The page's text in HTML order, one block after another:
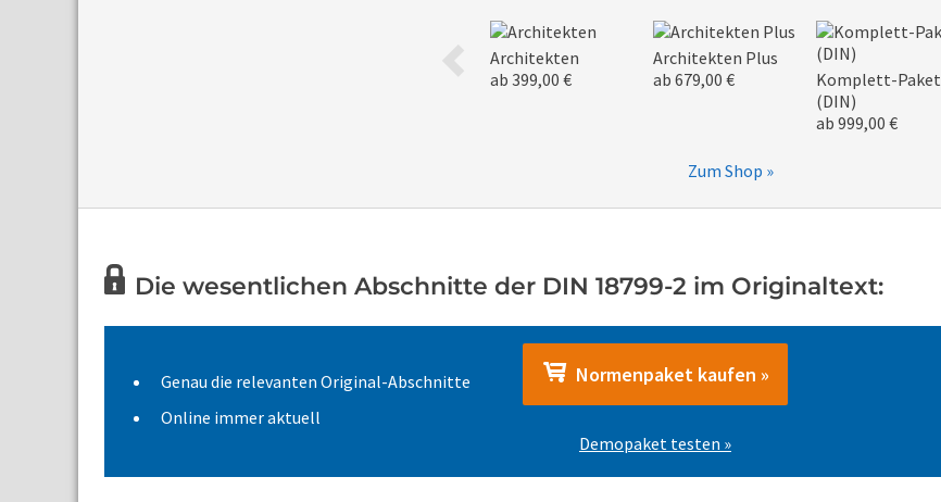
Architekten
ab 399,00 €
Architekten Plus
ab 679,00 €
Komplett-Paket
(DIN)
ab 999,00 €
Zum Shop »
Die wesentlichen Abschnitte der DIN 18799-2 im Originaltext:
Genau die relevanten Original-Abschnitte
Online immer aktuell
Normenpaket kaufen »
Demopaket testen »